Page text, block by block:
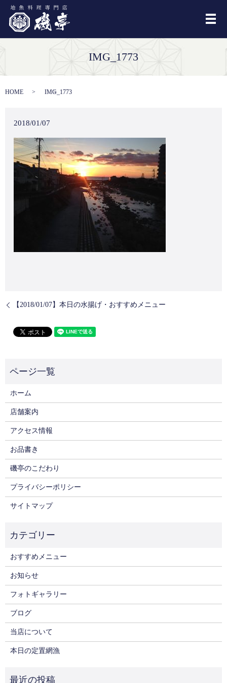
メ
IMG_1773
HOME IMG_1773
2018/01/07
【2018/01/07】本日の水揚げ・おすすめメニュー
ホーム
店舗案内
アクセス情報
お品書き
磯亭のこだわり
プライバシーポリシー
サイトマップ
おすすめメニュー
お知らせ
フォトギャラリー
ブログ
当店について
本日の定置網漁